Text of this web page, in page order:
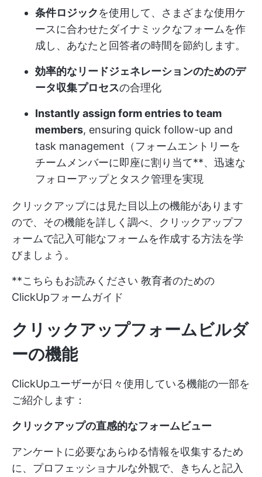
条件ロジックを使用して、さまざまな使用ケ
ースに合わせたダイナミックなフォームを作
成し、あなたと回答者の時間を節約します。
効率的なリードジェネレーションのためのデ
ータ収集プロセスの合理化
Instantly assign form entries to team
members, ensuring quick follow-up and
task management（フォームエントリーを
チームメンバーに即座に割り当て**、迅速な
フォローアップとタスク管理を実現
クリックアップには見た目以上の機能があります
ので、その機能を詳しく調べ、クリックアップフ
ォームで記入可能なフォームを作成する方法を学
びましょう。
**こちらもお読みください 教育者のための
ClickUpフォームガイド
クリックアップフォームビルダ
ーの機能
ClickUpユーザーが日々使用している機能の一部を
ご紹介します：
クリックアップの直感的なフォームビュー
アンケートに必要なあらゆる情報を収集するため
に、プロフェッショナルな外観で、きちんと記入